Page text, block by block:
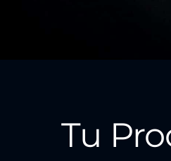
Tu